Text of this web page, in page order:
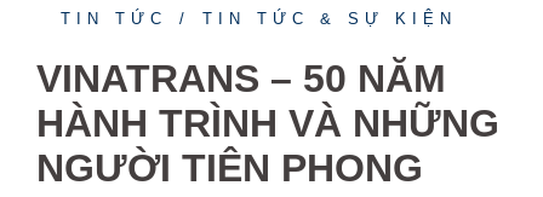
TIN TỨC TIN TỨC & SỰ KIỆN
VINATRANS – 50 NĂM
HÀNH TRÌNH VÀ NHỮNG
NGƯỜI TIÊN PHONG